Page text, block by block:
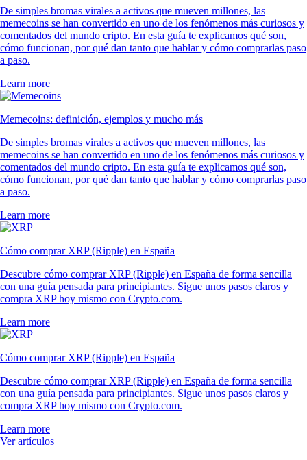
De simples bromas virales a activos que mueven millones, las
memecoins se han convertido en uno de los fenómenos más curiosos y
comentados del mundo cripto. En esta guía te explicamos qué son,
cómo funcionan, por qué dan tanto que hablar y cómo comprarlas paso
a paso.
Learn more
Memecoins: definición, ejemplos y mucho más
De simples bromas virales a activos que mueven millones, las
memecoins se han convertido en uno de los fenómenos más curiosos y
comentados del mundo cripto. En esta guía te explicamos qué son,
cómo funcionan, por qué dan tanto que hablar y cómo comprarlas paso
a paso.
Learn more
Cómo comprar XRP (Ripple) en España
Descubre cómo comprar XRP (Ripple) en España de forma sencilla
con una guía pensada para principiantes. Sigue unos pasos claros y
compra XRP hoy mismo con Crypto.com.
Learn more
Cómo comprar XRP (Ripple) en España
Descubre cómo comprar XRP (Ripple) en España de forma sencilla
con una guía pensada para principiantes. Sigue unos pasos claros y
compra XRP hoy mismo con Crypto.com.
Learn more
Ver artículos